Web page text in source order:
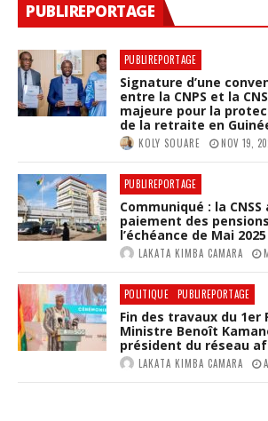
PUBLIREPORTAGE
PUBLIREPORTAGE
Signature d’une
entre la CNPS et la
majeure pour la
de la retraite en
KOLY SOUARE NOV 19,
PUBLIREPORTAGE
Communiqué : la
paiement des
l’échéance de Mai 2025
LAKATA KIMBA CAMARA
POLITIQUE PUBLIREPORTAGE
Fin des travaux du 1er
Ministre Benoît
président du réseau
LAKATA KIMBA CAMARA